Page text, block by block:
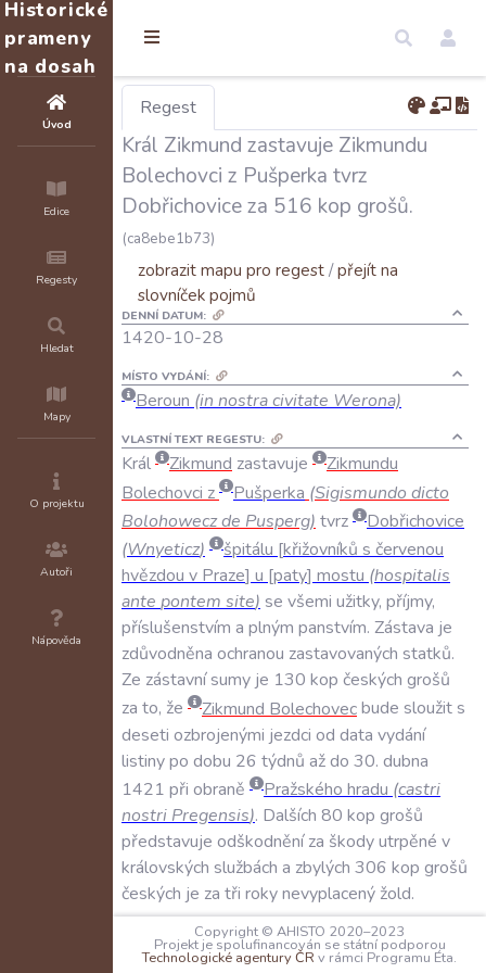
Historické
prameny
na dosah
Úvod
Edice
Regesty
Hledat
Mapy
O projektu
Autoři
Nápověda
Regest
Král Zikmund zastavuje Zikmundu
Bolechovci z Pušperka tvrz
Dobřichovice za 516 kop grošů.
(ca8ebe1b73)
zobrazit mapu pro regest/přejít na
slovníček pojmů
DENNÍ DATUM:
1420-10-28
MÍSTO VYDÁNÍ:
Beroun (in nostra civitate Werona)
VLASTNÍ TEXT REGESTU:
Král Zikmund zastavuje
Zikmundu
Bolechovci z Pušperka (Sigismundo dicto
Bolohoweczde Pusperg) tvrz
Dobřichovice
(Wnyeticz) špitálu křižovníků s červenou
hvězdou v Praze u paty mostu (hospitalis
ante pontem site) se všemi užitky, příjmy,
příslušenstvím a plným panstvím. Zástava je
zdůvodněna ochranou zastavovaných statků.
Ze zástavnísumy je 130 kop českých grošů
za to, že Zikmund Bolechovecbude sloužits
deseti ozbrojenými jezdci od data vydání
listinypo dobu 26 týdnů aždo 30. dubna
1421 při obraně Pražského hradu (castri
nostri Pregensis). Dalších 80 kop grošů
představuje odškodnění za škodyutrpěné v
královských službách a zbylých 306 kop grošů
českých je za tři rokynevyplacený žold.
Zikmundsiprosebe,svénástupce,české
krále,případně pro ty,kteří byktomu byli
Copyright © AHISTO 2020–2023
Projekt je spolufinancován se státní podporou
Technologické agentury ČR v rámci Programu Éta.